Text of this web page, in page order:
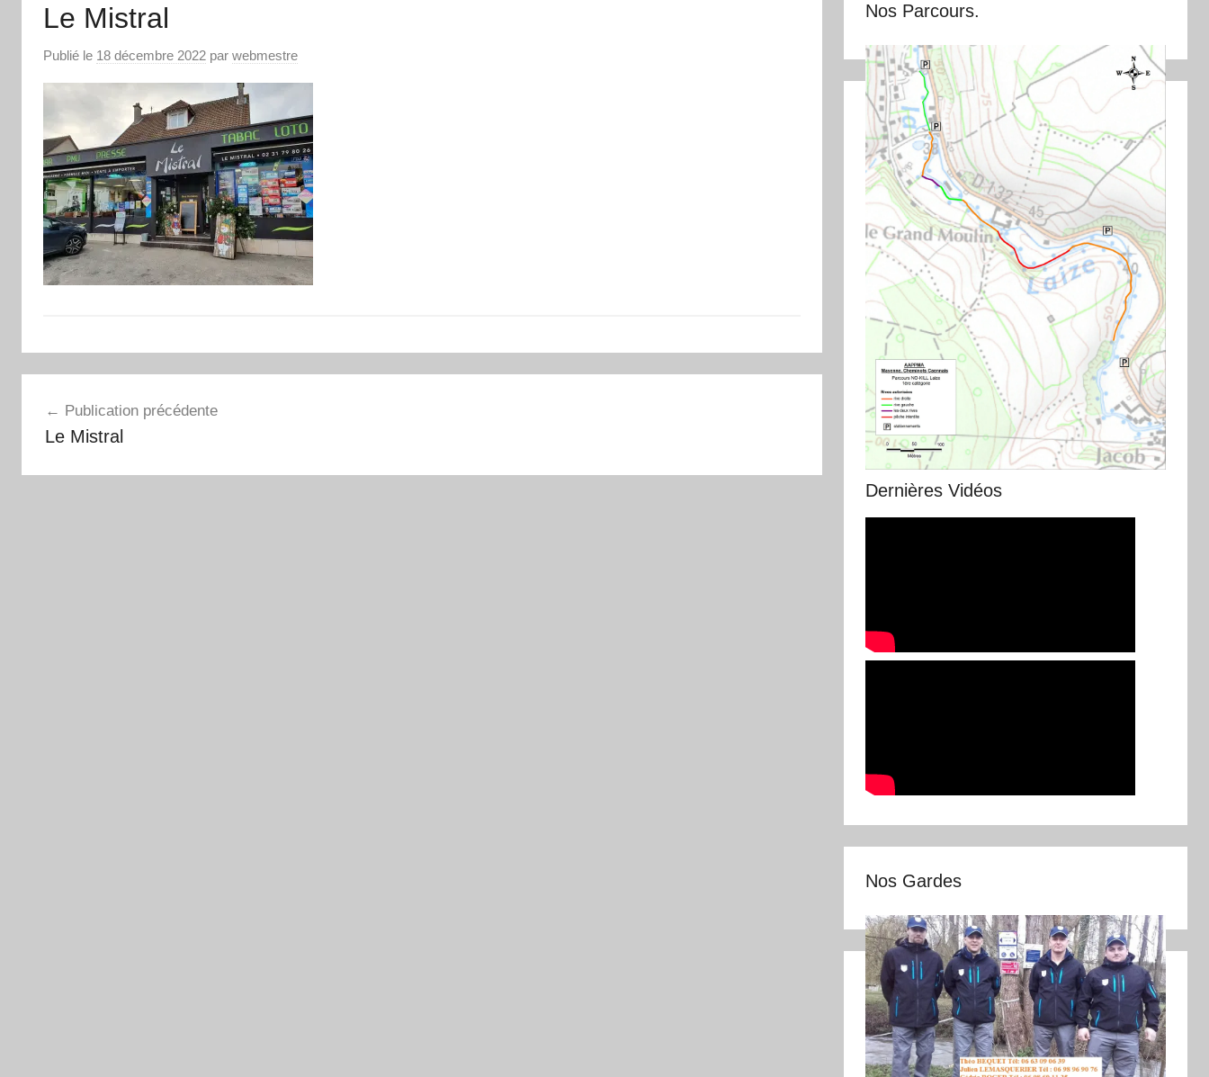
Le Mistral
Publié le 18 décembre 2022 par webmestre
Publication précédente
Le Mistral
Nos Parcours.
Dernières Vidéos
Nos Gardes